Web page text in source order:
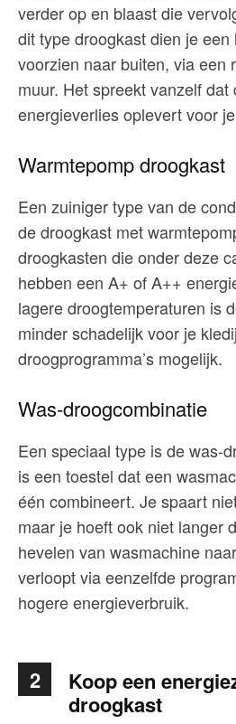
verder op en blaast die
dit type droogkast dien je
voorzien naar buiten, via een
muur. Het spreekt vanzelf dat
energieverlies oplevert voor
Warmtepomp droogkast
Een zuiniger type van de
de droogkast met
droogkasten die onder deze
hebben een A+ of A++
lagere droogtemperaturen is
minder schadelijk voor je
droogprogramma’s mogelijk.
Was-droogcombinatie
Een speciaal type is de was-
is een toestel dat een
één combineert. Je spaart
maar je hoeft ook niet langer
hevelen van wasmachine
verloopt via eenzelfde
hogere energieverbruik.
2
Koop een
droogkast